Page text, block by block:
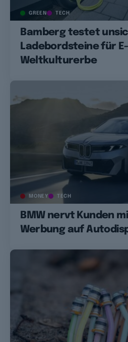
GREEN TECH
Bamberg testet
Ladebordsteine für
Weltkulturerbe
MONEY TECH
BMW nervt Kunden
Werbung auf